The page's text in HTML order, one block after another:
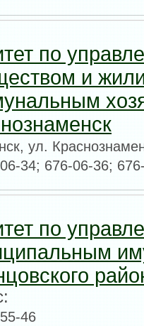
по
и
ул.
34; 676-06-36;
по
46